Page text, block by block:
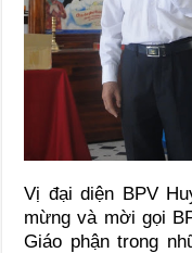
Vị đại diện BPV
mừng và mời gọi
Giáo phận trong